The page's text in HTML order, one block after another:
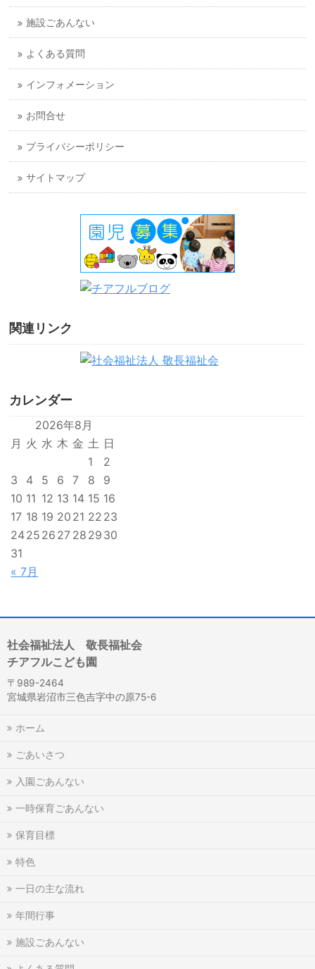
施設ごあんない
よくある質問
インフォメーション
お問合せ
プライバシーポリシー
サイトマップ
関連リンク
カレンダー
2026年8月
月 火 水 木 金 土 日
« 7月
1
2
3
4 5 6 7 8
9
10 11 12 13 14 15 16
17 18 19 20 21 22 23
2425 26 27 28 29 30
31
社会福祉法人 敬長福祉会
チアフルこども園
〒989-2464
宮城県岩沼市三色吉字中の原75-6
ホーム
ごあいさつ
入園ごあんない
一時保育ごあんない
保育目標
特色
一日の主な流れ
年間行事
施設ごあんない